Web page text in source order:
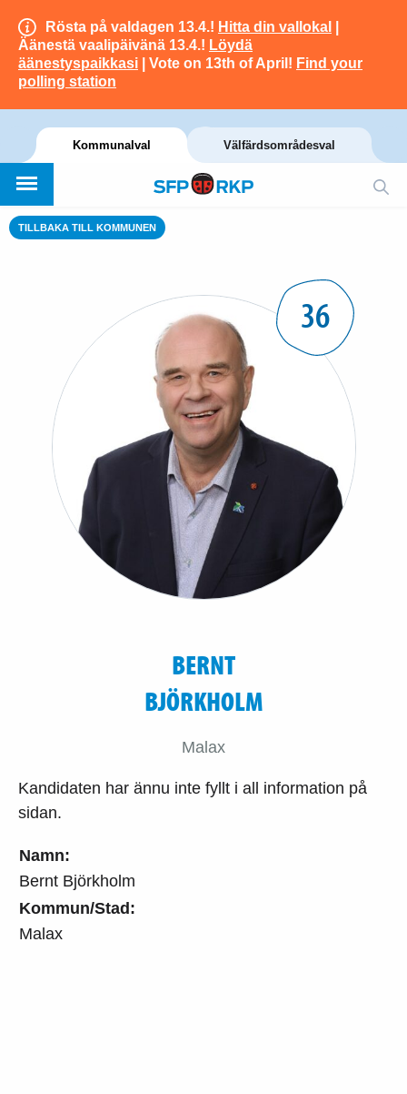
Rösta på valdagen 13.4.! Hitta din vallokal
Äänestä vaalipäivänä 13.4.! Löydä
äänestyspaikkasi | Vote on 13th of April! Find your
polling station
Kommunalval Välfärdsområdesval
TILLBAKA TILL KOMMUNEN
Namn:
Bernt Björkholm
Kommun/Stad:
Malax
36
BERNT
BJÖRKHOLM
Malax
Kandidaten har ännu inte fyllt i all information på
sidan.